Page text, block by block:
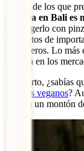
Si eres de los que
compra en Bali es
que cogerlo con
productos de
extranjeros. Lo
compra en los
Por cierto, ¿sabías
viajeros veganos?
tendrás un montón